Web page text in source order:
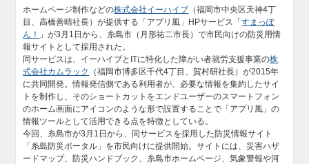
ホームページ制作などの株式会社イーハイブ （福岡市中央区天神4丁
目、高橋善晴社長）が提供する「アプリ風」HPサービス「すまっぽ
ん！
」が3月1日から、糸島市（月形祐二市長）で市民向けの防災用情
報サイトとして採用された。
同サービスは、イーハイブとITに特化した障がい者就労支援事業の株
式会社カムラック
（福岡市博多区千代4丁目、賀村研社長）が2015年
に共同開発。情報発信側である利用者が、必要な情報を集約したサイ
トを制作し、そのショートカットをエンドユーザーのスマートフォン
のホーム画面にアイコンのような形で設置することで「アプリ風」の
情報ツールとして活用できる点を特徴としている。
今回、糸島市が3月1日から、同サービスを採用した防災情報サイト
「糸島防災ポータル」を市民向けに提供開始。サイトには、災害ハザ
ードマップ、防災ハンドブック、糸島市ホームページ、気象警報や河